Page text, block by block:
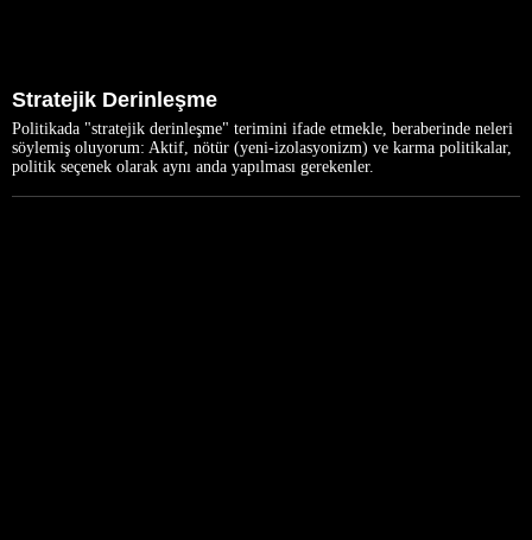
Stratejik Derinleşme
Politikada "stratejik derinleşme" terimini ifade etmekle, beraberinde neleri
söylemiş oluyorum: Aktif, nötür (yeni-izolasyonizm) ve karma politikalar,
politik seçenek olarak aynı anda yapılması gerekenler.